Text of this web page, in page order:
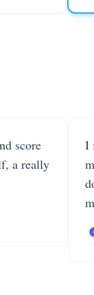
score
a really
I